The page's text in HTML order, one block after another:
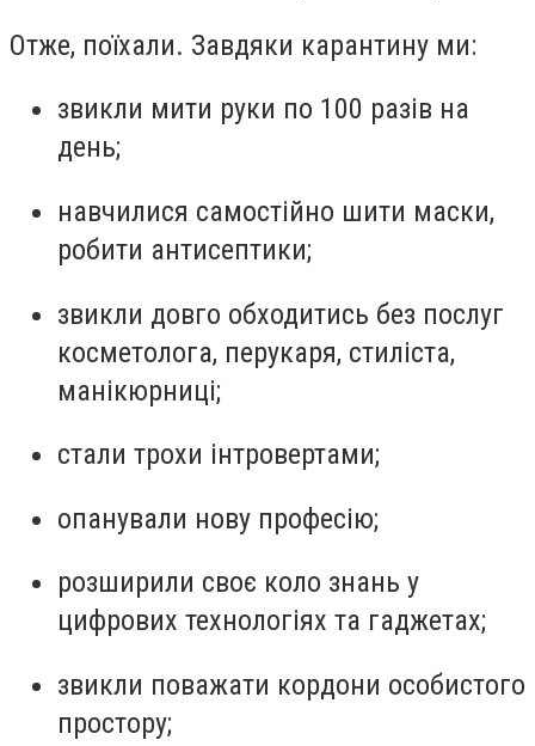
Отже, поїхали. Завдяки карантину ми:
звикли мити руки по 100 разів на
день;
навчилися самостійно шити маски,
робити антисептики;
звикли довго обходитись без послуг
косметолога, перукаря, стиліста,
манікюрниці;
стали трохи інтровертами;
опанували нову професію;
розширили своє коло знань у
цифрових технологіях та гаджетах;
звикли поважати кордони особистого
простору;